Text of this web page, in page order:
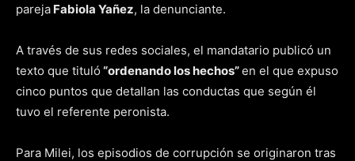
pareja Fabiola Yañez, la denunciante.
A través de sus redes sociales, el mandatario publicó un
texto que tituló “ordenando los hechos”en el que expuso
cinco puntos que detallan las conductas que según él
tuvo el referente peronista.
Para Milei, los episodios de corrupción se originaron tras